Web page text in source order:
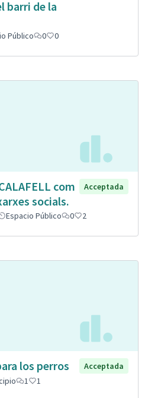
barri de la
Público 0 0
com
socials.
Acceptada
Espacio Público 0 2
los perros
Acceptada
1 1